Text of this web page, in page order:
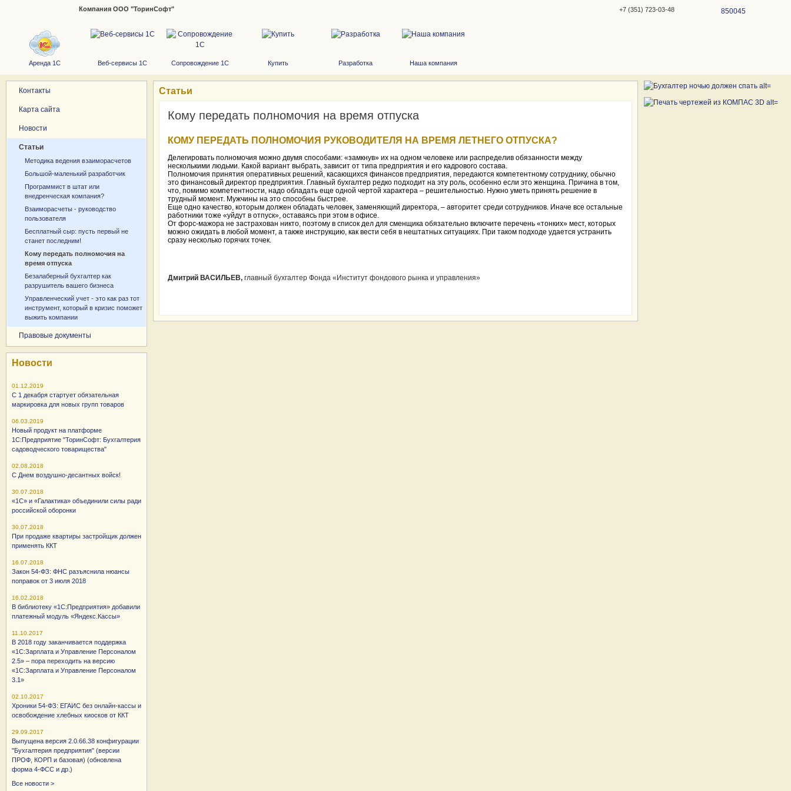
Компания ООО "ТоринСофт" +7 (351) 723-03-48 850045
Аренда 1С Веб-сервисы 1С Сопровождение 1С Купить Разработка Наша компания
Статьи
Кому передать полномочия на время отпуска
КОМУ ПЕРЕДАТЬ ПОЛНОМОЧИЯ РУКОВОДИТЕЛЯ НА ВРЕМЯ ЛЕТНЕГО ОТПУСКА?
Делегировать полномочия можно двумя способами: «замкнув» их на одном человеке или распределив обязанности между
несколькими людьми. Какой вариант выбрать, зависит от типа предприятия и его кадрового состава.
Полномочия принятия оперативных решений, касающихся финансов предприятия, передаются компетентному сотруднику, обычно
это финансовый директор предприятия. Главный бухгалтер редко подходит на эту роль, особенно если это женщина. Причина в том,
что, помимо компетентности, надо обладать еще одной чертой характера – решительностью. Нужно уметь принять решение в
трудный момент. Мужчины на это способны быстрее.
Еще одно качество, которым должен обладать человек, заменяющий директора, – авторитет среди сотрудников. Иначе все остальные
работники тоже «уйдут в отпуск», оставаясь при этом в офисе.
От форс-мажора не застрахован никто, поэтому в список дел для сменщика обязательно включите перечень «тонких» мест, которых
можно ожидать в любой момент, а также инструкцию, как вести себя в нештатных ситуациях. При таком подходе удается устранить
сразу несколько горячих точек.
Дмитрий ВАСИЛЬЕВ, главный бухгалтер Фонда «Институт фондового рынка и управления»
Контакты
Карта сайта
Новости
Статьи
Методика ведения взаиморасчетов
Большой-маленький разработчик
Программист в штат или
внедренческая компания?
Взаиморасчеты - руководство
пользователя
Бесплатный сыр: пусть первый не
станет последним!
Кому передать полномочия на
время отпуска
Безалаберный бухгалтер как
разрушитель вашего бизнеса
Управленческий учет - это как раз тот
инструмент, который в кризис поможет
выжить компании
Правовые документы
Новости
01.12.2019
С 1 декабря стартует обязательная
маркировка для новых групп товаров
06.03.2019
Новый продукт на платформе
1С:Предприятие "ТоринСофт: Бухгалтерия
садоводческого товарищества"
02.08.2018
С Днем воздушно-десантных войск!
30.07.2018
«1С» и «Галактика» объединили силы ради
российской оборонки
30.07.2018
При продаже квартиры застройщик должен
применять ККТ
16.07.2018
Закон 54-ФЗ: ФНС разъяснила нюансы
поправок от 3 июля 2018
16.02.2018
В библиотеку «1С:Предприятия» добавили
платежный модуль «Яндекс.Кассы»
11.10.2017
В 2018 году заканчивается поддержка
«1С:Зарплата и Управление Персоналом
2.5» – пора переходить на версию
«1С:Зарплата и Управление Персоналом
3.1»
02.10.2017
Хроники 54-ФЗ: ЕГАИС без онлайн-кассы и
освобождение хлебных киосков от ККТ
29.09.2017
Выпущена версия 2.0.66.38 конфигурации
"Бухгалтерия предприятия" (версии
ПРОФ, КОРП и базовая) (обновлена
форма 4-ФСС и др.)
Все новости >